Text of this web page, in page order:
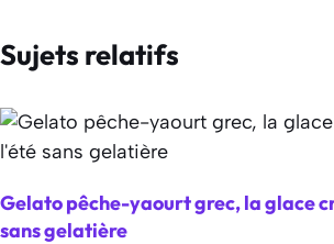
Sujets relatifs
Gelato pêche-yaourt grec, la glace
sans gelatière